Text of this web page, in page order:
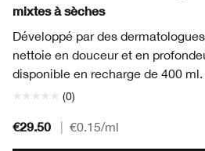
mixtes à sèches
Développé par des
nettoie en douceur et en
disponible en recharge de 400 ml.
(0)
€29.50 €0.15/ml